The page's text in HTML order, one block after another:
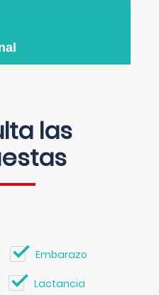
las
Embarazo
Lactancia